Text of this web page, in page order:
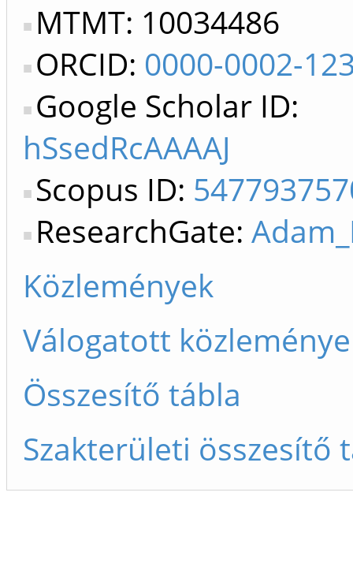
MTMT: 10034486
ORCID: 0000-0002-
Google Scholar ID:
hSsedRcAAAAJ
Scopus ID:
ResearchGate:
Közlemények
Válogatott
Összesítő tábla
Szakterületi összesítő